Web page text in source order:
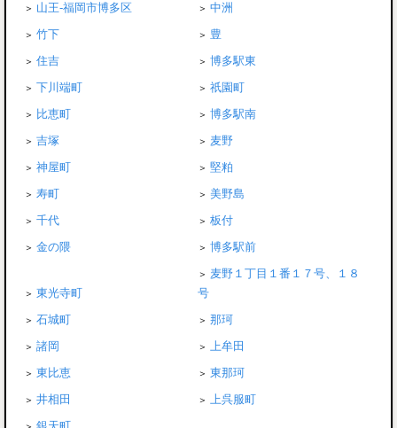
山王-福岡市博多区
中洲
竹下
豊
住吉
博多駅東
下川端町
祇園町
比恵町
博多駅南
吉塚
麦野
神屋町
堅粕
寿町
美野島
千代
板付
金の隈
博多駅前
東光寺町
麦野１丁目１番１７号、１８
号
石城町
那珂
諸岡
上牟田
東比恵
東那珂
井相田
上呉服町